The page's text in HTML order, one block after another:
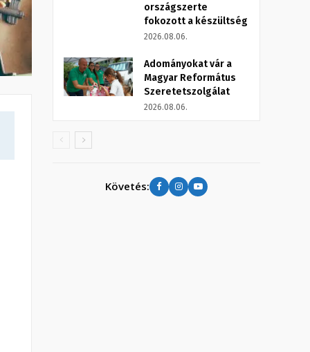
országszerte
fokozott a készültség
2026.08.06.
Adományokat vár a
Magyar Református
Szeretetszolgálat
2026.08.06.
Követés: